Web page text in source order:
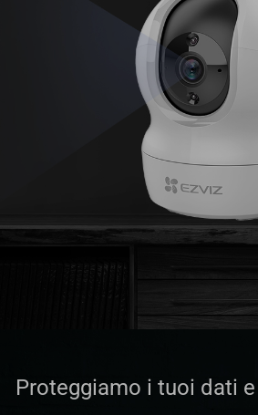
Proteggiamo i tuoi dati